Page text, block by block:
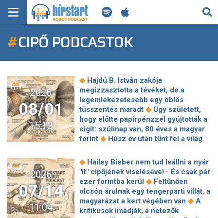
KERESÉS
KEZDŐLAP
FRISS HÍREK
TECH HÍREK
FILM-ZENE-SZÓRAKOZÁS
PLAYLIST
MI AZ A ROBOT PODCAST?
#CIPŐ PODCASTOK
2026
08/01
15:12
◆ Hajdú B. István zakója
megizzasztotta a tévéket, de a
legemlékezetesebb egy öblös
tüsszentés maradt ◆ Úgy született,
hogy előtte papírpénzzel gyújtották a
cigit: szülinap van, 80 éves a magyar
forint ◆ Húsz év után tűnt fel a világ
Galápagos-szigeteknél szúrták ki
Az aszály és a hőség miatt egyre
nagyobb az erdőtüzek veszélye
Európában◆ Soha nem volt még ilyen
forró reggel július utolsó napján◆
Egy újabb internetes átverés terjed
2026
07/14
11:04
◆ Hailey Bieber nem tud leállni a nyár
"it" cipőjének viselésével - És csak pár
ezer forintba kerül ◆ Feltűnően
olcsón árulnak egy tengerparti villát, a
magyarázat a kert végében van ◆ A
kritikusok imádják, a netezők